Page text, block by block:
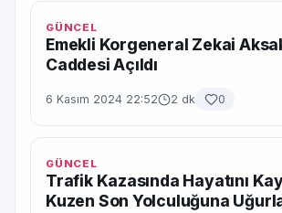
GÜNCEL
Emekli Korgeneral Zekai
Caddesi Açıldı
6 Kasım 2024 22:52 2 dk 0
GÜNCEL
Trafik Kazasında Hayatını
Kuzen Son Yolculuğuna